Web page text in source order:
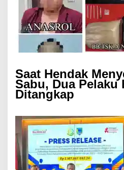
Saat Hendak
Sabu, Dua Pelaku
Ditangkap